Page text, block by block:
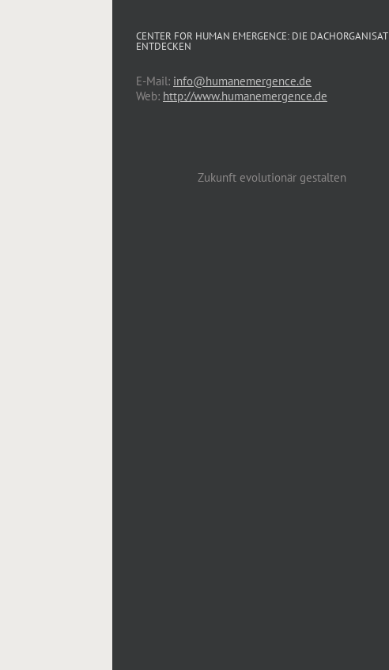
CENTER FOR HUMAN EMERGENCE: DIE
ENTDECKEN
E-Mail: info@humanemergence.de
Web: http://www.humanemergence.de
Zukunft evolutionär gestalten